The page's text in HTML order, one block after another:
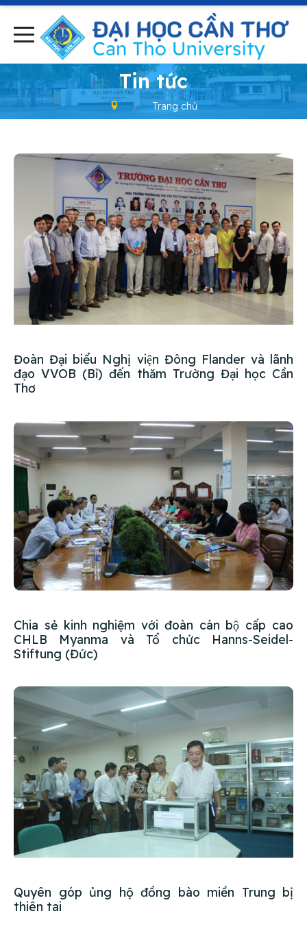
- Tin tức
Trang chủ
Đoàn Đại biểu Nghị viện Đông Flander và lãnh
đạo VVOB (Bỉ) đến thăm Trường Đại học Cần
Thơ
Chia sẻ kinh nghiệm với đoàn cán bộ cấp cao
CHLB Myanma và Tổ chức Hanns-Seidel-
Stiftung (Đức)
Quyên góp ủng hộ đồng bào miền Trung bị
thiên tai